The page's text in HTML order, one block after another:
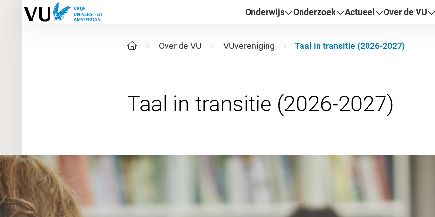
Onderwijs Onderzoek Actueel Over de VU
Over de VU VUvereniging Taal in transitie (2026-2027)